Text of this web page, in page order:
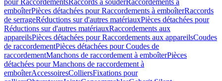
pour RaccordementsRaccords à souderRaccordements à
emboîterPièces détachées pour Raccordements à emboîterRaccords
de serrageRéductions sur d'autres matériauxPièces détachées pour
Réductions sur d'autres matériauxRaccordements aux
appareilsPièces détachées pour Raccordements aux appareilsCoudes
de raccordementPièces détachées pour Coudes de
raccordementManchons de raccordement à emboîterPièces
détachées pour Manchons de raccordement à
emboîterAccessoiresColliersFixations pour